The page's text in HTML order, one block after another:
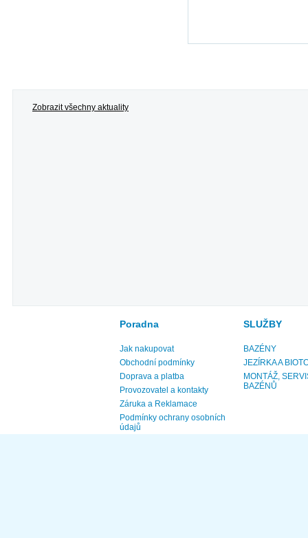
Zobrazit všechny aktuality
Poradna
Jak nakupovat
Obchodní podmínky
Doprava a platba
Provozovatel a kontakty
Záruka a Reklamace
Podmínky ochrany osobních
údajů
SLUŽBY
BAZÉNY
JEZÍRKA A
MONTÁŽ,
BAZÉNŮ